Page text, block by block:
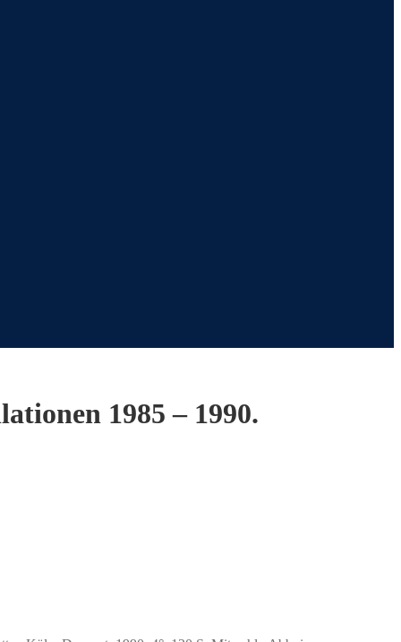
1985 – 1990.